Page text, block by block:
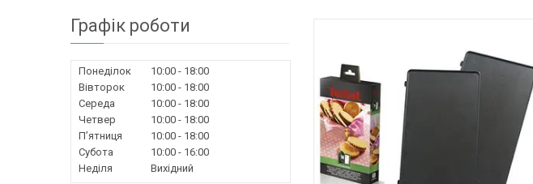
Графік роботи
Понеділок 10:00
18:00
Вівторок
10:00
18:00
Середа
10:00
18:00
Четвер
10:00
18:00
Пʼятниця
10:00
18:00
Субота
10:00
16:00
Неділя
Вихідний